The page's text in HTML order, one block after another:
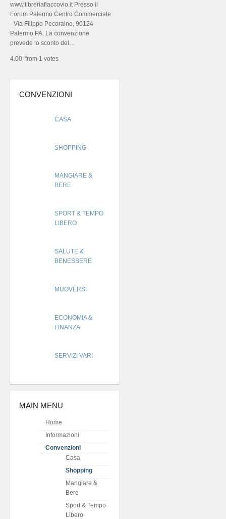
www.libreriaflaccovio.it Presso il
Forum Palermo Centro Commerciale
- Via Filippo Pecoraino, 90124
Palermo PA. La convenzione
prevede lo sconto del…
4.00 from 1 votes
CONVENZIONI
CASA
SHOPPING
MANGIARE &
BERE
SPORT & TEMPO
LIBERO
SALUTE &
BENESSERE
MUOVERSI
ECONOMIA &
FINANZA
SERVIZI VARI
MAIN MENU
Home
Informazioni
Convenzioni
Casa
Shopping
Mangiare &
Bere
Sport & Tempo
Libero